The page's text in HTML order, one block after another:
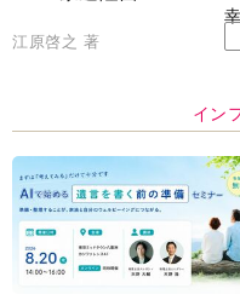
江原啓之 著
イン